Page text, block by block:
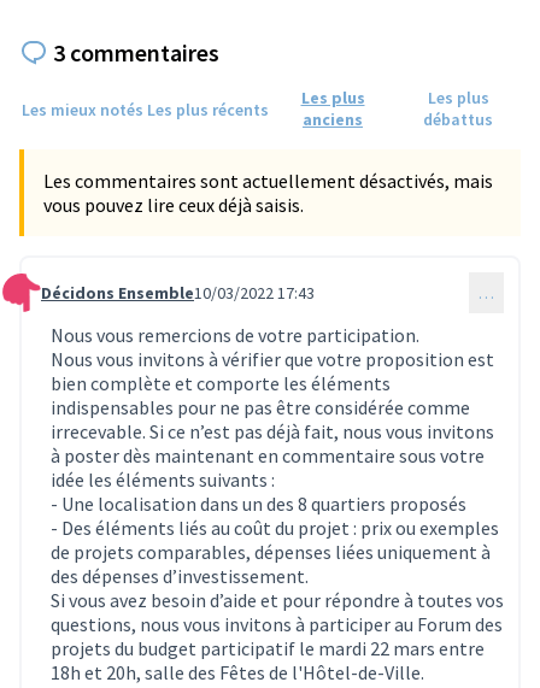
3 commentaires
Les mieux notés Les plus récents
Les plus
anciens
Les plus
débattus
Les commentaires sont actuellement désactivés, mais
vous pouvez lire ceux déjà saisis.
Commentaire 279
Décidons Ensemble10/03/2022 17:43 …
Nous vous remercions de votre participation.
Nous vous invitons à vérifier que votre proposition est
bien complète et comporte les éléments
indispensables pour ne pas être considérée comme
irrecevable. Si ce n’est pas déjà fait, nous vous invitons
à poster dès maintenant en commentaire sous votre
idée les éléments suivants :
- Une localisation dans un des 8 quartiers proposés
- Des éléments liés au coût du projet : prix ou exemples
de projets comparables, dépenses liées uniquement à
des dépenses d’investissement.
Si vous avez besoin d’aide et pour répondre à toutes vos
questions, nous vous invitons à participer au Forum des
projets du budget participatif le mardi 22 mars entre
18h et 20h, salle des Fêtes de l'Hôtel-de-Ville.